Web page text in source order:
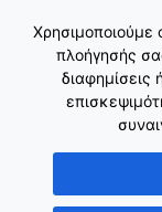
Χρησιμοποιούμε
πλοήγησής
διαφημίσεις